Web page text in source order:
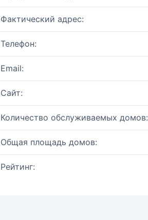
Фактический адрес:
Телефон:
Email:
Сайт:
Количество обслуживаемых домов:
Общая площадь домов:
Рейтинг: